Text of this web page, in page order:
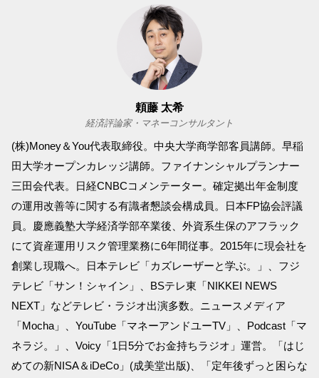
頼藤 太希
経済評論家・マネーコンサルタント
(株)Money＆You代表取締役。中央大学商学部客員講師。早稲
田大学オープンカレッジ講師。ファイナンシャルプランナー
三田会代表。日経CNBCコメンテーター。確定拠出年金制度
の運用改善等に関する有識者懇談会構成員。日本FP協会評議
員。慶應義塾大学経済学部卒業後、外資系生保のアフラック
にて資産運用リスク管理業務に6年間従事。2015年に現会社を
創業し現職へ。日本テレビ「カズレーザーと学ぶ。」、フジ
テレビ「サン！シャイン」、BSテレ東「NIKKEI NEWS
NEXT」などテレビ・ラジオ出演多数。ニュースメディア
「Mocha」、YouTube「マネーアンドユーTV」、Podcast「マ
ネラジ。」、Voicy「1日5分でお金持ちラジオ」運営。「はじ
めての新NISA＆iDeCo」(成美堂出版)、「定年後ずっと困らな